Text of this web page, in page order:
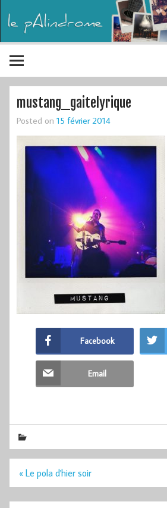
mustang_gaitelyrique
Posted on 15 février 2014
Facebook
Email
Navigation
« Le pola d'hier soir